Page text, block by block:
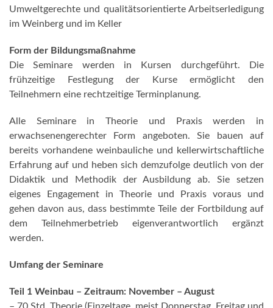
Umweltgerechte und qualitätsorientierte Arbeitserledigung
im Weinberg und im Keller
Form der Bildungsmaßnahme
Die Seminare werden in Kursen durchgeführt. Die
frühzeitige Festlegung der Kurse ermöglicht den
Teilnehmern eine rechtzeitige Terminplanung.
Alle Seminare in Theorie und Praxis werden in
erwachsenengerechter Form angeboten. Sie bauen auf
bereits vorhandene weinbauliche und kellerwirtschaftliche
Erfahrung auf und heben sich demzufolge deutlich von der
Didaktik und Methodik der Ausbildung ab. Sie setzen
eigenes Engagement in Theorie und Praxis voraus und
gehen davon aus, dass bestimmte Teile der Fortbildung auf
dem Teilnehmerbetrieb eigenverantwortlich ergänzt
werden.
Umfang der Seminare
Teil 1 Weinbau – Zeitraum: November – August